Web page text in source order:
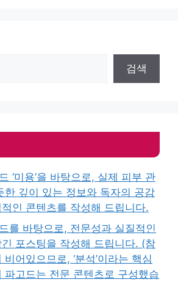
검색
‘미용’을 바탕으로, 실제 피부 관
한 깊이 있는 정보와 독자의 공감
인 콘텐츠를 작성해 드립니다.
를 바탕으로, 전문성과 실질적인
포스팅을 작성해 드립니다. (참
어있으므로, ‘분석’이라는 핵심
파고드는 전문 콘텐츠로 구성했습